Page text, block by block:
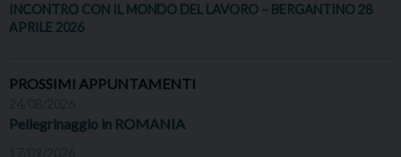
INCONTRO CON IL MONDO DEL LAVORO – BERGANTINO 28
APRILE 2026
PROSSIMI APPUNTAMENTI
Pellegrinaggio in ROMANIA